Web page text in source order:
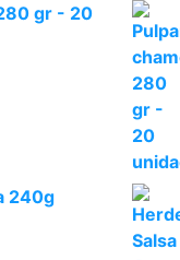
gr - 20
240g